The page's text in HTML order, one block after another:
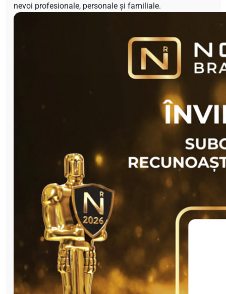
nevoi profesionale, personale și familiale.